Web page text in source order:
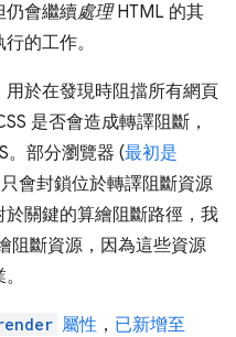
仍會繼續處理HTML 的其
的工作。
用於在發現時阻擋所有網頁
是否會造成轉譯阻斷，
。部分瀏覽器 (最初是
會封鎖位於轉譯阻斷資源
關鍵的算繪阻斷路徑，我
阻斷資源，因為這些資源
屬性 ， 已新增至